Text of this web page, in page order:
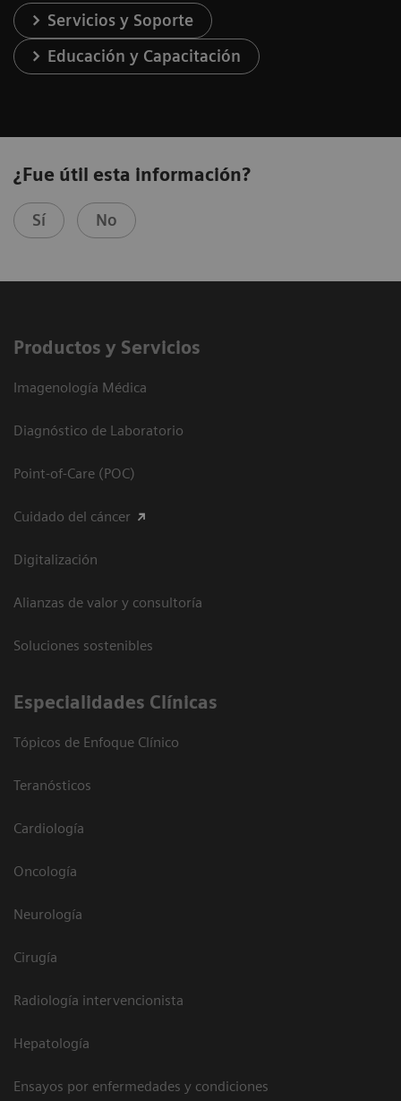
Servicios y Soporte
Educación y Capacitación
¿Fue útil esta información?
Sí No
Productos y Servicios
Imagenología Médica
Diagnóstico de Laboratorio
Point-of-Care (POC)
Cuidado del cáncer
Digitalización
Alianzas de valor y consultoría
Soluciones sostenibles
Especialidades Clínicas
Tópicos de Enfoque Clínico
Teranósticos
Cardiología
Oncología
Neurología
Cirugía
Radiología intervencionista
Hepatología
Ensayos por enfermedades y condiciones